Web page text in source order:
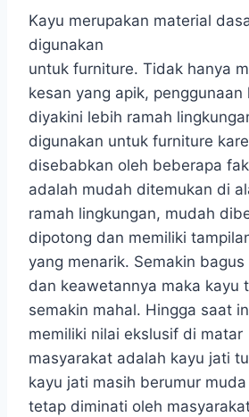
Kayu merupakan material
digunakan
untuk furniture. Tidak hanya
kesan yang apik, penggunaan
diyakini lebih ramah
digunakan untuk furniture
disebabkan oleh beberapa
adalah mudah ditemukan di
ramah lingkungan, mudah
dipotong dan memiliki
yang menarik. Semakin
dan keawetannya maka kayu
semakin mahal. Hingga saat
memiliki nilai ekslusif di matar
masyarakat adalah kayu jati
kayu jati masih berumur muda
tetap diminati oleh